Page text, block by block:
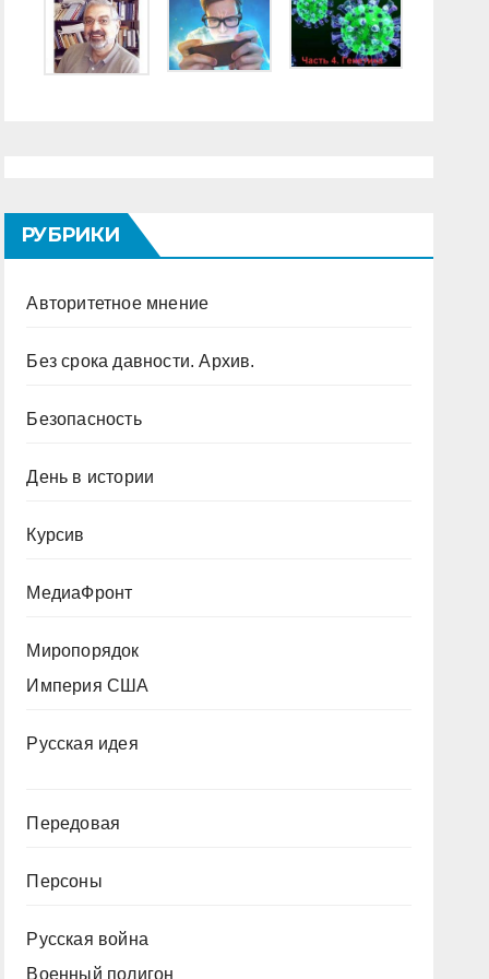
РУБРИКИ
Авторитетное мнение
Без срока давности. Архив.
Безопасность
День в истории
Курсив
МедиаФронт
Миропорядок
Империя США
Русская идея
Передовая
Персоны
Русская война
Военный полигон